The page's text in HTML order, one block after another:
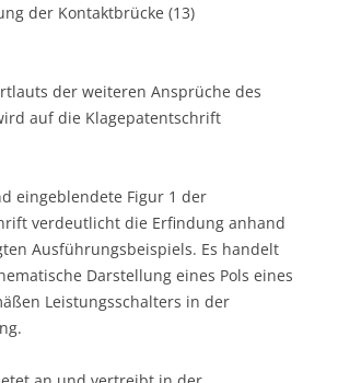
der Kontaktbrücke (13)
der weiteren Ansprüche des
auf die Klagepatentschrift
eingeblendete Figur 1 der
verdeutlicht die Erfindung anhand
Ausführungsbeispiels. Es handelt
Darstellung eines Pols eines
Leistungsschalters in der